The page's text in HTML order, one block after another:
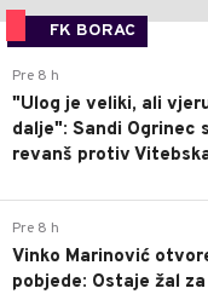
FK BORAC
Pre 8 h
"Ulog je veliki, ali
dalje": Sandi Ogrinec
revanš protiv
Pre 8 h
Vinko Marinović
pobjede: Ostaje žal